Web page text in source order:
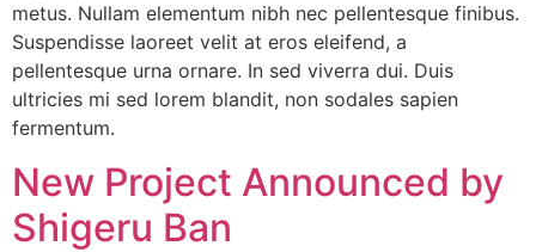
metus. Nullam elementum nibh nec pellentesque finibus.
Suspendisse laoreet velit at eros eleifend, a
pellentesque urna ornare. In sed viverra dui. Duis
ultricies mi sed lorem blandit, non sodales sapien
fermentum.
New Project Announced by
Shigeru Ban